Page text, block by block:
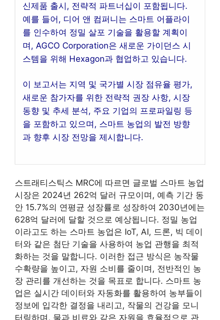
신제품 출시, 전략적 파트너십이 포함됩니다.
예를 들어, 디어 앤 컴퍼니는 스마트 어플라이
를 인수하여 정밀 살포 기술을 활용할 계획이
며, AGCO Corporation은 새로운 가이던스 시
스템을 위해 Hexagon과 협업하고 있습니다.
이 보고서는 지역 및 국가별 시장 점유율 평가,
새로운 참가자를 위한 전략적 권장 사항, 시장
동향 및 추세 분석, 주요 기업의 프로파일링 등
을 포함하고 있으며, 스마트 농업의 발전 방향
과 향후 시장 전망을 제시합니다.
스트래티스틱스 MRC에 따르면 글로벌 스마트 농업
시장은 2024년 262억 달러 규모이며, 예측 기간 동
안 15.7%의 연평균 성장률로 성장하여 2030년에는
628억 달러에 달할 것으로 예상됩니다. 정밀 농업
이라고도 하는 스마트 농업은 IoT, AI, 드론, 빅 데이
터와 같은 첨단 기술을 사용하여 농업 관행을 최적
화하는 것을 말합니다. 이러한 접근 방식은 농작물
수확량을 높이고, 자원 소비를 줄이며, 전반적인 농
장 관리를 개선하는 것을 목표로 합니다. 스마트 농
업은 실시간 데이터와 자동화를 활용하여 농부들이
정보에 입각한 결정을 내리고, 작물의 건강을 모니
터링하며, 물과 비료와 같은 자원을 효율적으로 관